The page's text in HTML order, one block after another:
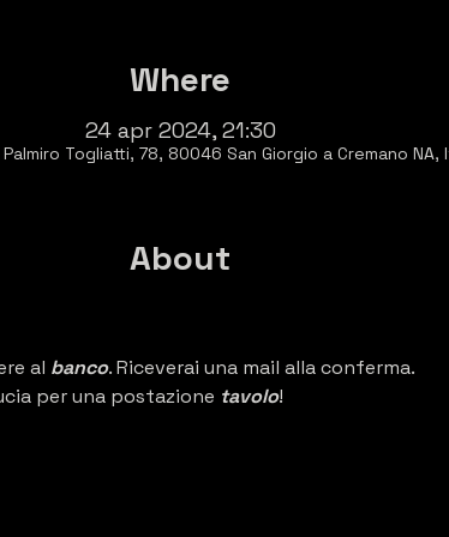
Where
24 apr 2024, 21:30
Togliatti, 78, 80046 San Giorgio a Cremano NA,
About
al banco. Riceverai una mail alla conferma.
per una postazione tavolo!